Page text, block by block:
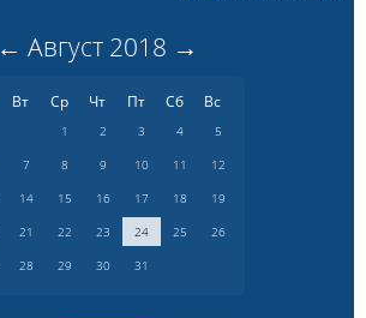
← Август 2018 →
Вт Ср Чт Пт Сб Вс
1 2 3 4
5
7 8 9 10 11
12
14 15 16 17 18
19
21 22 23 24 25
26
28 29 30 31